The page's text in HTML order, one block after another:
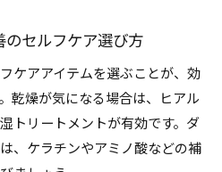
のセルフケア選び方
ケアアイテムを選ぶことが、効
乾燥が気になる場合は、ヒアル
トリートメントが有効です。ダ
、ケラチンやアミノ酸などの補